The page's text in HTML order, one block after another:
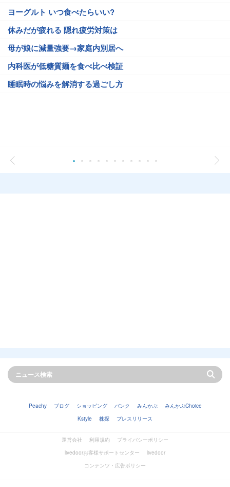
ヨーグルト いつ食べたらいい?
休みだが疲れる 隠れ疲労対策は
母が娘に減量強要→家庭内別居へ
内科医が低糖質麺を食べ比べ検証
睡眠時の悩みを解消する過ごし方
Peachy ブログ ショッピング バンク みんかぶ
みんかぶChoice
Kstyle
株探 プレスリリース
運営会社 利用規約
プライバシーポリシー
livedoorお客様サポートセンター
livedoor
コンテンツ・広告ポリシー